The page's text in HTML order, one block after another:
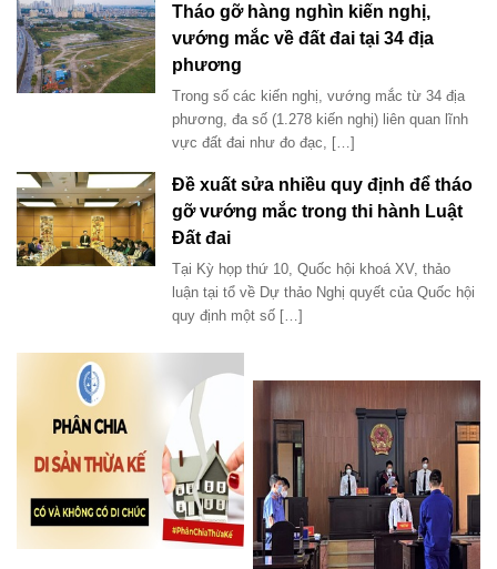
Tháo gỡ hàng nghìn kiến nghị,
vướng mắc về đất đai tại 34 địa
phương
Trong số các kiến nghị, vướng mắc từ 34 địa
phương, đa số (1.278 kiến nghị) liên quan lĩnh
vực đất đai như đo đạc, […]
Đề xuất sửa nhiều quy định để tháo
gỡ vướng mắc trong thi hành Luật
Đất đai
Tại Kỳ họp thứ 10, Quốc hội khoá XV, thảo
luận tại tổ về Dự thảo Nghị quyết của Quốc hội
quy định một số […]